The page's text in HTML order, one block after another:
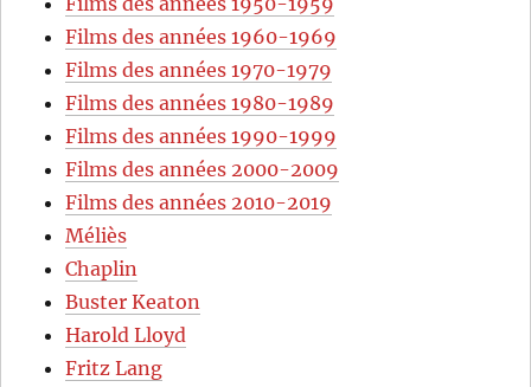
Films des années 1960-1969
Films des années 1970-1979
Films des années 1980-1989
Films des années 1990-1999
Films des années 2000-2009
Films des années 2010-2019
Méliès
Chaplin
Buster Keaton
Harold Lloyd
Fritz Lang